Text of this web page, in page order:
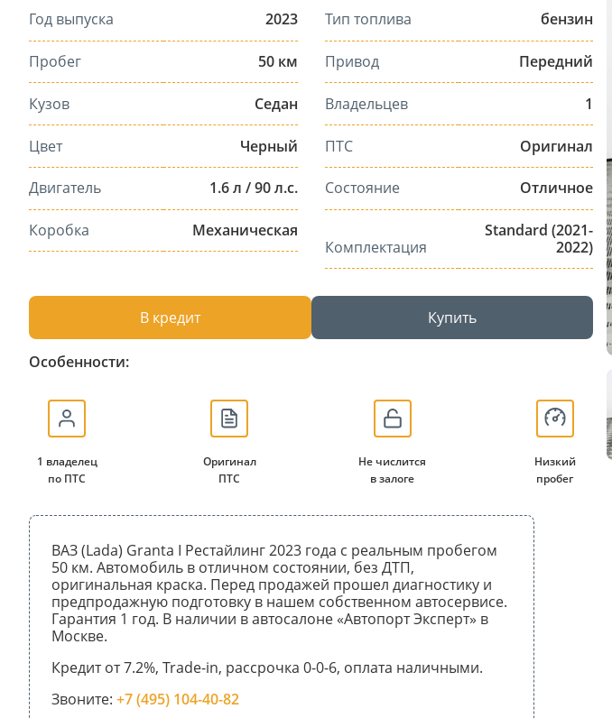
Год выпуска 2023
Пробег 50 км
Кузов Седан
Цвет Черный
Двигатель 1.6 л / 90 л.с.
Коробка Механическая
Тип топлива бензин
Привод Передний
Владельцев 1
ПТС Оригинал
Состояние Отличное
Комплектация
Standard (2021-
2022)
В кредит Купить
Особенности:
1 владелец
по ПТС
Оригинал
ПТС
Не числится
в залоге
Низкий
пробег
ВАЗ (Lada) Granta I Рестайлинг 2023 года с реальным пробегом
50 км. Автомобиль в отличном состоянии, без ДТП,
оригинальная краска. Перед продажей прошел диагностику и
предпродажную подготовку в нашем собственном автосервисе.
Гарантия 1 год. В наличии в автосалоне «Автопорт Эксперт» в
Москве.
Кредит от 7.2%, Trade-in, рассрочка 0-0-6, оплата наличными.
Звоните: +7 (495) 104-40-82